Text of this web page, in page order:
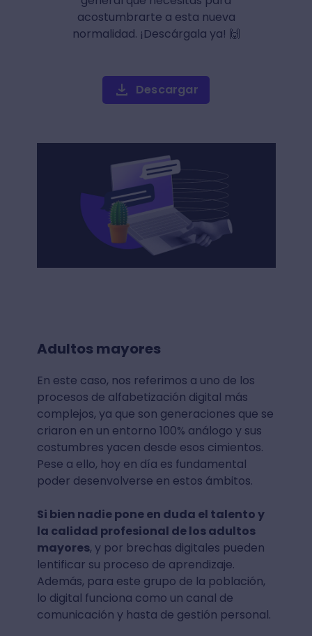
acostumbrarte a esta nueva
normalidad. ¡Descárgala ya! 🙌
Descargar
Adultos mayores
En este caso, nos referimos a uno de los
procesos de alfabetización digital más
complejos, ya que son generaciones que se
criaron en un entorno 100% análogo y sus
costumbres yacen desde esos cimientos.
Pese a ello, hoy en día es fundamental
poder desenvolverse en estos ámbitos.
Si bien nadie pone en duda el talento y
la calidad profesional de los adultos
mayores, y por brechas digitales pueden
lentificar su proceso de aprendizaje.
Además, para este grupo de la población,
lo digital funciona como un canal de
comunicación y hasta de gestión personal.